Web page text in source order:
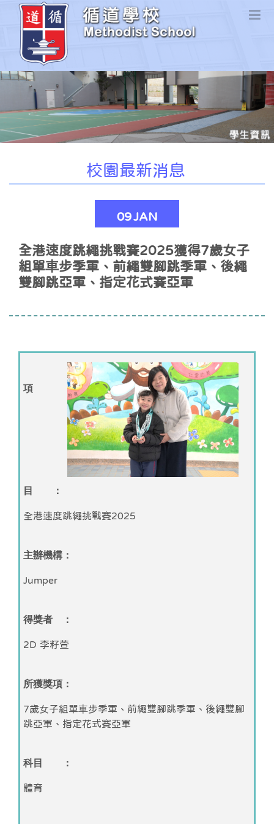
校園最新消息
09JAN
全港速度跳繩挑戰賽2025獲得7歲女子
組單⾞步季軍、前繩雙腳跳季軍、後繩
雙腳跳亞軍、指定花式賽亞軍
項
目 ：
全港速度跳繩挑戰賽2025
主辦機構：
Jumper
得獎者 ：
2D 李籽萱
所獲獎項：
7歲女子組單⾞步季軍、前繩雙腳跳季軍、後繩雙腳
跳亞軍、指定花式賽亞軍
科目 ：
體育